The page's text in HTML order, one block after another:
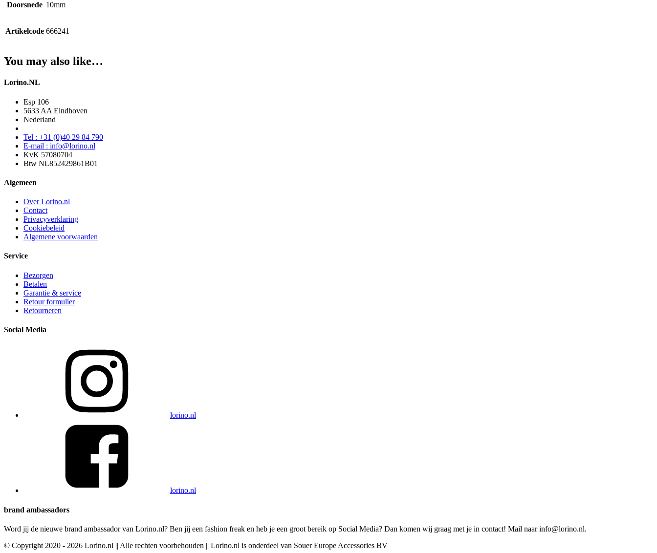
Doorsnede 10mm
Artikelcode 666241
You may also like…
Lorino.NL
Esp 106
5633 AA Eindhoven
Nederland
Tel : +31 (0)40 29 84 790
E-mail : info@lorino.nl
KvK 57080704
Btw NL852429861B01
Algemeen
Over Lorino.nl
Contact
Privacyverklaring
Cookiebeleid
Algemene voorwaarden
Service
Bezorgen
Betalen
Garantie & service
Retour formulier
Retourneren
Social Media
lorino.nl
lorino.nl
brand ambassadors
Word jij de nieuwe brand ambassador van Lorino.nl? Ben jij een fashion freak en heb je een groot bereik op Social Media? Dan komen wij graag met je in contact! Mail naar info@lorino.nl.
© Copyright 2020 - 2026 Lorino.nl || Alle rechten voorbehouden || Lorino.nl is onderdeel van Souer Europe Accessories BV